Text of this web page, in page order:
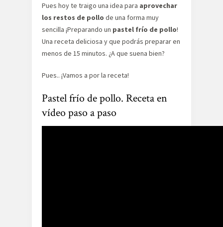
Pues hoy te traigo una idea para aprovechar
los restos de pollo de una forma muy
sencilla ¡Preparando un pastel frío de pollo!
Una receta deliciosa y que podrás preparar en
menos de 15 minutos. ¿A que suena bien?
Pues.. ¡Vamos a por la receta!
Pastel frío de pollo. Receta en
vídeo paso a paso